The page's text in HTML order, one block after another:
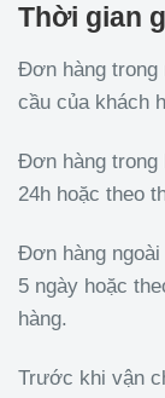
Thời gian
Đơn hàng trong
cầu của khách
Đơn hàng trong
24h hoặc theo
Đơn hàng
5 ngày hoặc
hàng.
Trước khi vận